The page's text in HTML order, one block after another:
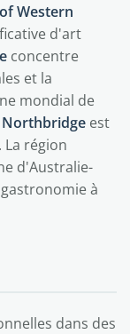
Western
d'art
concentre
et la
mondial de
Northbridge est
région
d'Australie-
à
dans des